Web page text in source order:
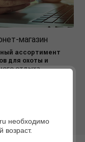
магазин
ассортимент
для охоты и
отдыха
необходимо
возраст.